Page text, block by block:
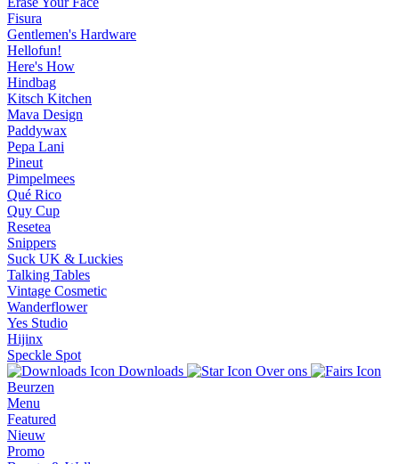
Fisura
Gentlemen's Hardware
Hellofun!
Here's How
Hindbag
Kitsch Kitchen
Mava Design
Paddywax
Pepa Lani
Pineut
Pimpelmees
Qué Rico
Quy Cup
Resetea
Snippers
Suck UK & Luckies
Talking Tables
Vintage Cosmetic
Wanderflower
Yes Studio
Hijinx
Speckle Spot
Downloads
Over ons
Beurzen
Menu
Featured
Nieuw
Promo